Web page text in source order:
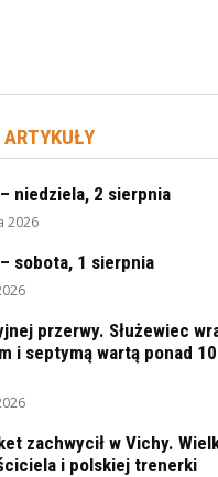
niedziela, 2 sierpnia
2026
sobota, 1 sierpnia
przerwy. Służewiec
i septymą wartą ponad
zachwycił w Vichy.
i polskiej trenerki